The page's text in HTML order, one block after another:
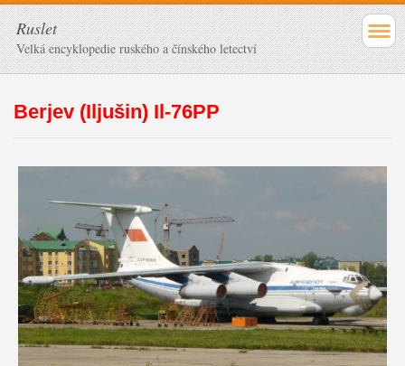
Ruslet
Velká encyklopedie ruského a čínského letectví
Berjev (Iljušin) Il-76PP